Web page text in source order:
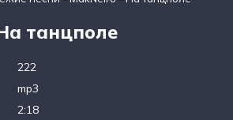
танцполе
222
mp3
2:18